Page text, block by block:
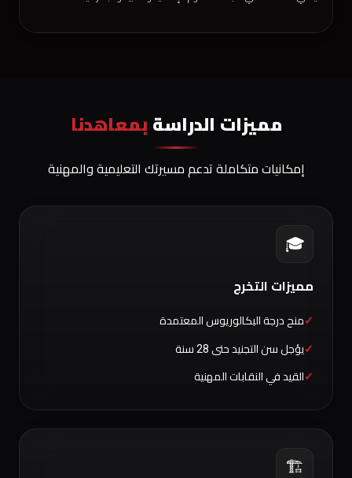
مميزات الدراسة بمعاهدنا
إمكانيات متكاملة تدعم مسيرتك التعليمية والمهنية
🎓
مميزات التخرج
منح درجة البكالوريوس المعتمدة
يؤجل سن التجنيد حتى 28 سنة
القيد في النقابات المهنية
🏗️